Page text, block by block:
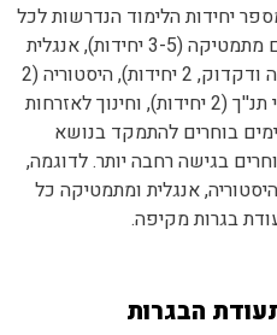
יחידות הלימוד הנדרשות לכל
מקצוע. מקצועות המפתח כוללים מתמטיקה (3-5 יחידות), אנגלית
(3-5 יחידות), הבעה עברית (כתיבה ודקדוק, 2 יחידות), היסטוריה (2
יחידות), ספרות (2 יחידות), לימודי תנ''ך (2 יחידות), וחינוך לאזרחות
בוחרים להתמקד בנושא
בגישה רחבה יותר. לדוגמה,
אנגלית ומתמטיקה כל
הבגרות